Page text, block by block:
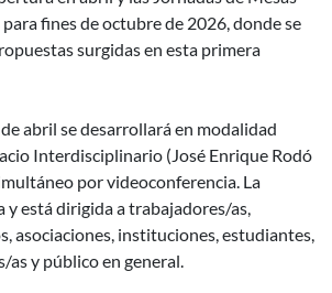
fines de octubre de 2026, donde se
surgidas en esta primera
abril se desarrollará en modalidad
Interdisciplinario (José Enrique Rodó
por videoconferencia. La
y está dirigida a trabajadores/as,
asociaciones, instituciones, estudiantes,
as y público en general.